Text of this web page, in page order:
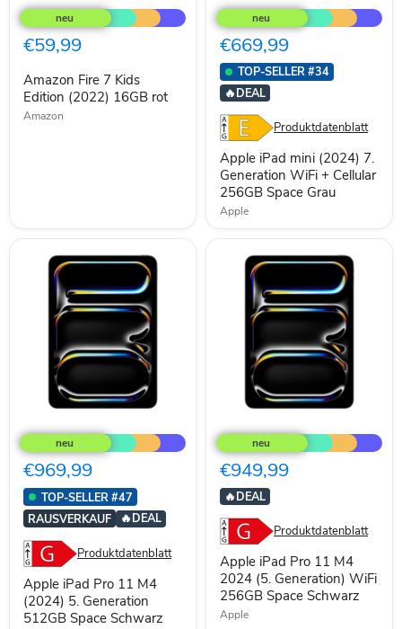
Fire
7
Kids
Edition
16GB
rot
€59,99
Amazon Fire 7 Kids
Edition (2022) 16GB rot
Amazon
iPad
mini
(2024)
7.
Generation
WiFi
+
Cellular
256GB
Space
Grau
€669,99
TOP-SELLER #34
🔥DEAL
Produktdatenblatt
Apple iPad mini (2024) 7.
Generation WiFi + Cellular
256GB Space Grau
Apple
iPad
Pro
11
M4
(2024)
5.
Generation
512GB
Space
Schwarz
€969,99
TOP-SELLER #47
RAUSVERKAUF
🔥DEAL
Produktdatenblatt
Apple iPad Pro 11 M4
(2024) 5. Generation
512GB Space Schwarz
iPad
Pro
11
M4
2024
(5.
Generation)
WiFi
256GB
Space
Schwarz
€949,99
🔥DEAL
Produktdatenblatt
Apple iPad Pro 11 M4
2024 (5. Generation) WiFi
256GB Space Schwarz
Apple